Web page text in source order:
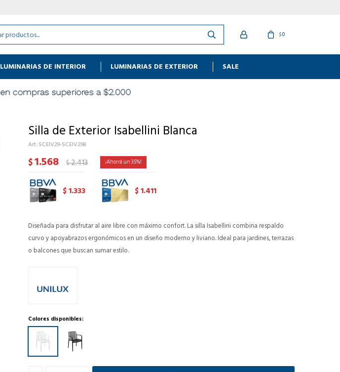
LUMINARIAS DE INTERIOR LUMINARIAS DE EXTERIOR SALE
$0
Silla de Exterior Isabellini Blanca
SCEIV29-SCEIV29B
$1.568 $2.413 35
$1.333 $1.411
Diseñada para disfrutar al aire libre con máximo confort. La silla Isabellini combina respaldo
curvo y apoyabrazos ergonómicos en un diseño moderno y liviano. Ideal para jardines, terrazas
o balcones que buscan sumar estilo.
Colores disponibles: